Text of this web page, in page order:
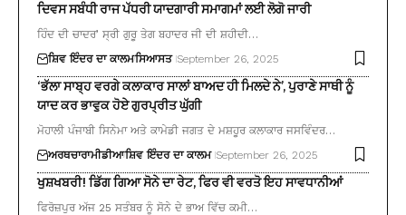
ਦਿਵਸ ਸਬੰਧੀ ਰਾਜ ਪੱਧਰੀ ਯਾਦਗਾਰੀ ਸਮਾਗਮਾਂ ਲਈ ਲੋਗੋ ਜਾਰੀ
ਹਿੰਦ ਦੀ ਚਾਦਰ’ ਸ੍ਰੀ ਗੁਰੂ ਤੇਗ ਬਹਾਦਰ ਜੀ ਦੀ ਸ਼ਹੀਦੀ…
ਸ਼ਿਵ ਇੰਦਰ ਦਾ ਕਾਲਮਸਿਆਸਤ September 26, 2025
‘ਭੱਲਾ ਸਾਬ੍ਹ ਵਰਗੇ ਕਲਾਕਾਰ ਸਾਲਾਂ ਬਾਅਦ ਹੀ ਮਿਲਦੇ ਨੇ’, ਪੁਰਾਣੇ ਸਾਥੀ ਨੂੰ
ਯਾਦ ਕਰ ਭਾਵੁਕ ਹੋਏ ਗੁਰਪ੍ਰੀਤ ਘੁੱਗੀ
ਮੋਹਾਲੀ ਪੰਜਾਬੀ ਸਿਨੇਮਾ ਅਤੇ ਕਾਮੇਡੀ ਜਗਤ ਦੇ ਮਸ਼ਹੂਰ ਕਲਾਕਾਰ ਜਸਵਿੰਦਰ…
ਅਰਥਚਾਰਾਮੀਡੀਆਸ਼ਿਵ ਇੰਦਰ ਦਾ ਕਾਲਮ September 26, 2025
ਖੁਸ਼ਖਬਰੀ! ਡਿੱਗ ਗਿਆ ਸੋਨੇ ਦਾ ਰੇਟ, ਫਿਰ ਵੀ ਵਰਤੋ ਇਹ ਸਾਵਧਾਨੀਆਂ
ਫਿਰੋਜ਼ਪੁਰ ਅੱਜ 25 ਸਤੰਬਰ ਨੂੰ ਸੋਨੇ ਦੇ ਭਾਅ ਵਿੱਚ ਕਮੀ…